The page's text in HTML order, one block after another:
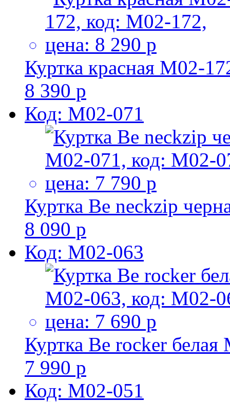
Куртка красная M02-
8 390 р
Код: M02-071
Куртка Be neckzip
8 090 р
Код: M02-063
Куртка Be rocker белая
7 990 р
Код: M02-051